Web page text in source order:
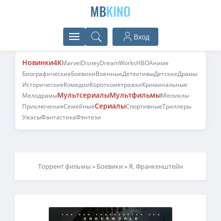
MBKINO
Вход
Новинки4KMarvelDisneyDreamWorksHBOАниме
БиографическиеБоевикиВоенныеДетективыДетскиеДрамы
ИсторическиеКомедииКороткометражкиКриминальные
МелодрамыМультсериалыМультфильмыМюзиклы
ПриключенияСемейныеСериалыСпортивныеТриллеры
УжасыФантастикаФэнтези
Торрент фильмы » Боевики » Я, Франкенштейн